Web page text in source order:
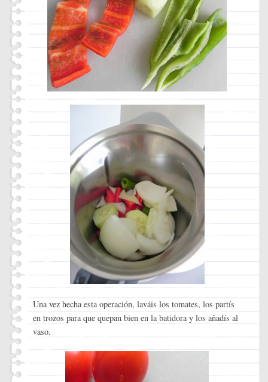
Una vez hecha esta operación, laváis los tomates, los partís
en trozos para que quepan bien en la batidora y los añadís al
vaso.